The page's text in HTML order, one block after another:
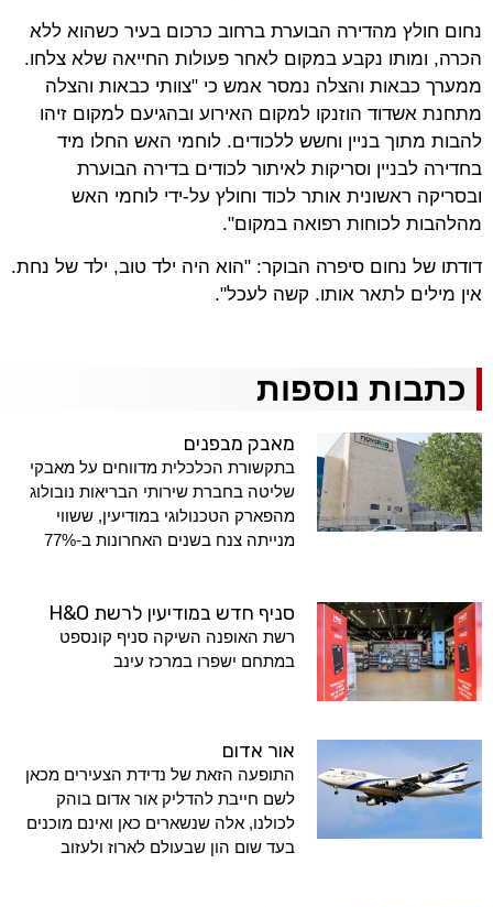
נחום חולץ מהדירה הבוערת ברחוב כרכום בעיר כשהוא ללא
הכרה, ומותו נקבע במקום לאחר פעולות החייאה שלא צלחו.
ממערך כבאות והצלה נמסר אמש כי "צוותי כבאות והצלה
מתחנת אשדוד הוזנקו למקום האירוע ובהגיעם למקום זיהו
להבות מתוך בניין וחשש ללכודים. לוחמי האש החלו מיד
בחדירה לבניין וסריקות לאיתור לכודים בדירה הבוערת
ובסריקה ראשונית אותר לכוד וחולץ על-ידי לוחמי האש
מהלהבות לכוחות רפואה במקום".
דודתו של נחום סיפרה הבוקר: "הוא היה ילד טוב, ילד של נחת.
אין מילים לתאר אותו. קשה לעכל".
כתבות נוספות
מאבק מבפנים
בתקשורת הכלכלית מדווחים על מאבקי
שליטה בחברת שירותי הבריאות נובולוג
מהפארק הטכנולוגי במודיעין, ששווי
מנייתה צנח בשנים האחרונות ב-77%
סניף חדש במודיעין לרשת H&O
רשת האופנה השיקה סניף קונספט
במתחם ישפרו במרכז עינב
אור אדום
התופעה הזאת של נדידת הצעירים מכאן
לשם חייבת להדליק אור אדום בוהק
לכולנו, אלה שנשארים כאן ואינם מוכנים
בעד שום הון שבעולם לארוז ולעזוב